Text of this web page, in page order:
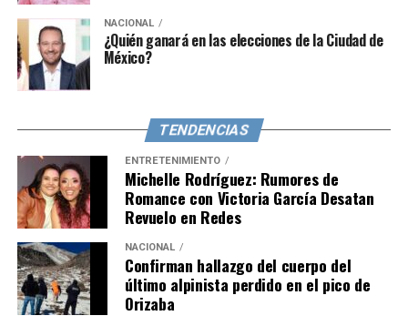
El Decreto Supremo aludido será publicado mañana.
NACIONAL
¿Quién ganará en las elecciones de la Ciudad de
México?
TENDENCIAS
ENTRETENIMIENTO
Michelle Rodríguez: Rumores de
Romance con Victoria García Desatan
Revuelo en Redes
NACIONAL
Confirman hallazgo del cuerpo del
último alpinista perdido en el pico de
Orizaba